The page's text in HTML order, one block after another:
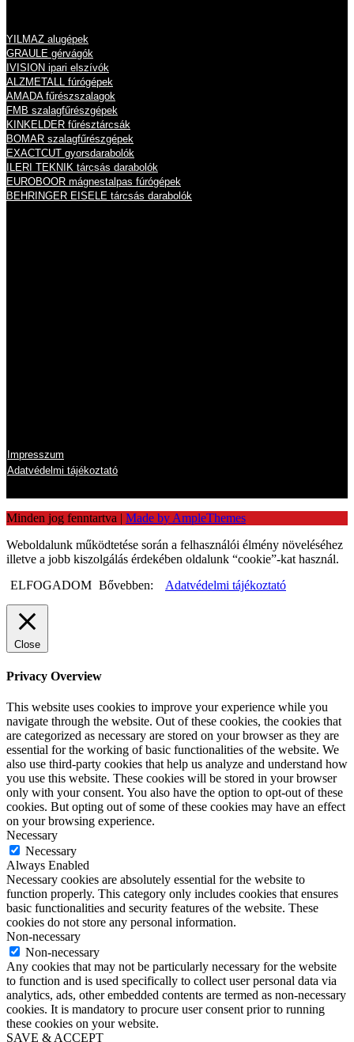
YILMAZ alugépek
GRAULE gérvágók
IVISION ipari elszívók
ALZMETALL fúrógépek
AMADA fűrészszalagok
FMB szalagfűrészgépek
KINKELDER fűrésztárcsák
BOMAR szalagfűrészgépek
EXACTCUT gyorsdarabolók
ILERI TEKNIK tárcsás darabolók
EUROBOOR mágnestalpas fúrógépek
BEHRINGER EISELE tárcsás darabolók
Impresszum
Adatvédelmi tájékoztató
Minden jog fenntartva | Made by AmpleThemes
Weboldalunk működtetése során a felhasználói élmény növeléséhez
illetve a jobb kiszolgálás érdekében oldalunk “cookie”-kat használ.
ELFOGADOM Bővebben: Adatvédelmi tájékoztató
Close
Privacy Overview
This website uses cookies to improve your experience while you
navigate through the website. Out of these cookies, the cookies that
are categorized as necessary are stored on your browser as they are
essential for the working of basic functionalities of the website. We
also use third-party cookies that help us analyze and understand how
you use this website. These cookies will be stored in your browser
only with your consent. You also have the option to opt-out of these
cookies. But opting out of some of these cookies may have an effect
on your browsing experience.
Necessary
Necessary
Always Enabled
Necessary cookies are absolutely essential for the website to
function properly. This category only includes cookies that ensures
basic functionalities and security features of the website. These
cookies do not store any personal information.
Non-necessary
Non-necessary
Any cookies that may not be particularly necessary for the website
to function and is used specifically to collect user personal data via
analytics, ads, other embedded contents are termed as non-necessary
cookies. It is mandatory to procure user consent prior to running
these cookies on your website.
SAVE & ACCEPT